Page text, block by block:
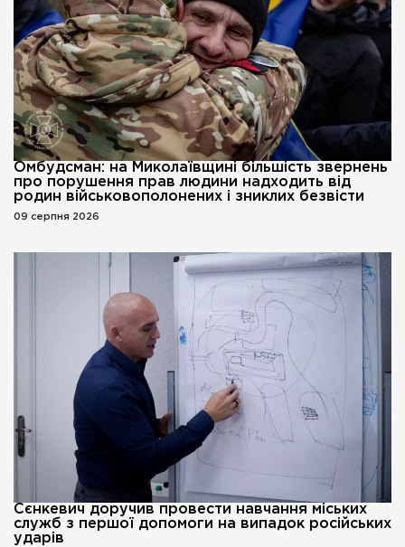
Омбудсман: на Миколаївщині більшість звернень
про порушення прав людини надходить від
родин військовополонених і зниклих безвісти
09 серпня 2026
Сєнкевич доручив провести навчання міських
служб з першої допомоги на випадок російських
ударів